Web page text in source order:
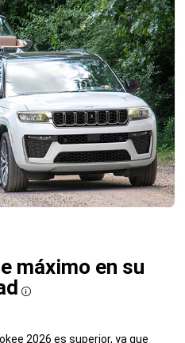
máximo en su
Disclosure
2026 es superior, ya que